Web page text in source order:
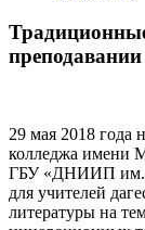
29 мая 2018 года
колледжа имени
ГБУ «ДНИИП
для учителей
литературы на